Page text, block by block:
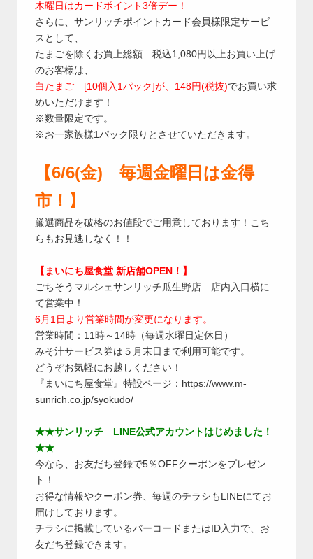
木曜日はカードポイント3倍デー！
さらに、サンリッチポイントカード会員様限定サービ
スとして、
たまごを除くお買上総額 税込1,080円以上お買い上げ
のお客様は、
白たまご [10個入1パック]が、148円(税抜)でお買い求
めいただけます！
※数量限定です。
※お一家族様1パック限りとさせていただきます。
【6/6(金) 毎週金曜日は金得
市！】
厳選商品を破格のお値段でご用意しております！こち
らもお見逃しなく！！
【まいにち屋食堂 新店舗OPEN！】
ごちそうマルシェサンリッチ瓜生野店 店内入口横に
て営業中！
6月1日より営業時間が変更になります。
営業時間：11時～14時（毎週水曜日定休日）
みそ汁サービス券は５月末日まで利用可能です。
どうぞお気軽にお越しください！
『まいにち屋食堂』特設ページ： https://www.m-
sunrich.co.jp/syokudo/
★★サンリッチ LINE公式アカウントはじめました！
★★
今なら、お友だち登録で5％OFFクーポンをプレゼン
ト！
お得な情報やクーポン券、毎週のチラシもLINEにてお
届けしております。
チラシに掲載しているバーコードまたはID入力で、お
友だち登録できます。